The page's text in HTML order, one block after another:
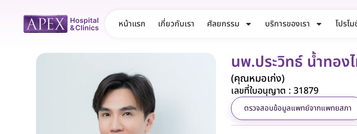
หน้าแรก เกี่ยวกับเรา ศัลยกรรม บริการของเรา โปรโ
นพ.ประวิทธ์ น้ำทอง
(คุณหมอเก่ง)
เลขที่ใบอนุญาต : 31879
ตรวจสอบข้อมูลแพทย์จากแพทยสภา